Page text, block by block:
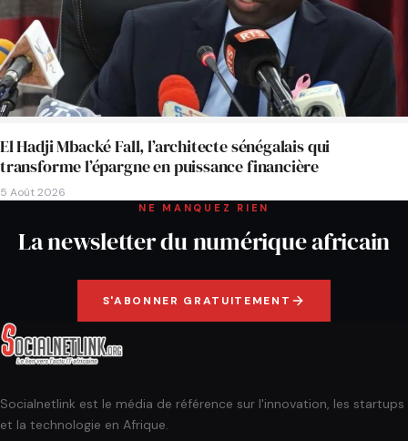
El Hadji Mbacké Fall, l’architecte sénégalais qui
transforme l’épargne en puissance financière
5 Août 2026
NE MANQUEZ RIEN
La newsletter du numérique africain
S'ABONNER GRATUITEMENT
Socialnetlink est le média de référence sur l'innovation, les startups
et la technologie en Afrique.